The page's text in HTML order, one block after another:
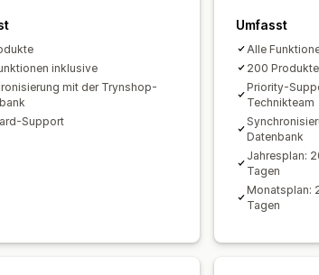
inklusive
mit der Trynshop-
Support
Umfasst
Alle
200 Produkte
Priority-
Technikteam
Datenbank
Jahresplan:
Tagen
Monatsplan:
Tagen